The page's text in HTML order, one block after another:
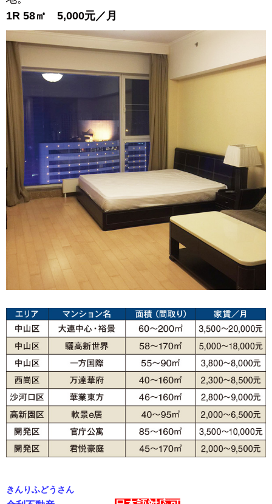
1R 58㎡ 5,000元／月
きんりふどうさん